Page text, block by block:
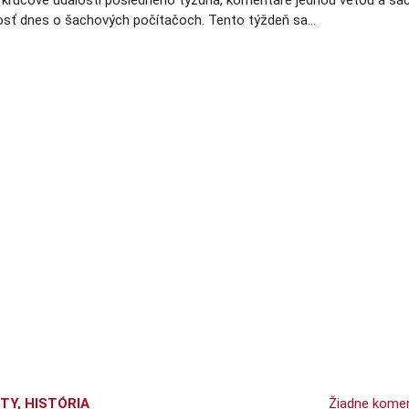
dnes o šachových počítačoch. Tento týždeň sa…
, HISTÓRIA Žiadne